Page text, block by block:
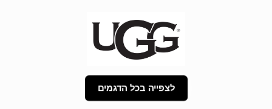
לצפייה בכל הדגמים